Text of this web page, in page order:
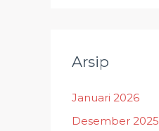
Arsip
Januari 2026
Desember 2025